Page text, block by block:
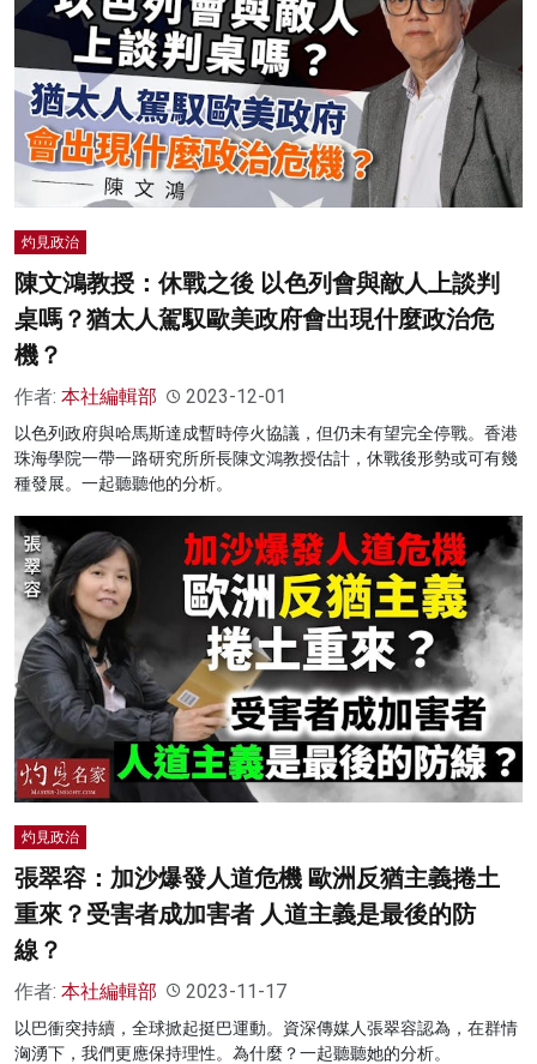
灼見政治
陳文鴻教授：休戰之後 以色列會與敵人上談判
桌嗎？猶太人駕馭歐美政府會出現什麼政治危
機？
作者: 本社編輯部 2023-12-01
以色列政府與哈馬斯達成暫時停火協議，但仍未有望完全停戰。香港
珠海學院一帶一路研究所所長陳文鴻教授估計，休戰後形勢或可有幾
種發展。一起聽聽他的分析。
灼見政治
張翠容：加沙爆發人道危機 歐洲反猶主義捲土
重來？受害者成加害者 人道主義是最後的防
線？
作者: 本社編輯部 2023-11-17
以巴衝突持續，全球掀起挺巴運動。資深傳媒人張翠容認為，在群情
洶湧下，我們更應保持理性。為什麼？一起聽聽她的分析。